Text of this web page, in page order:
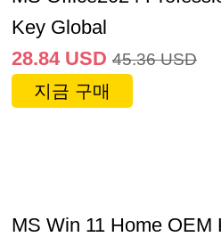
Key Global
28.84 USD 45.36 USD
지금 구매
MS Win 11 Home OEM